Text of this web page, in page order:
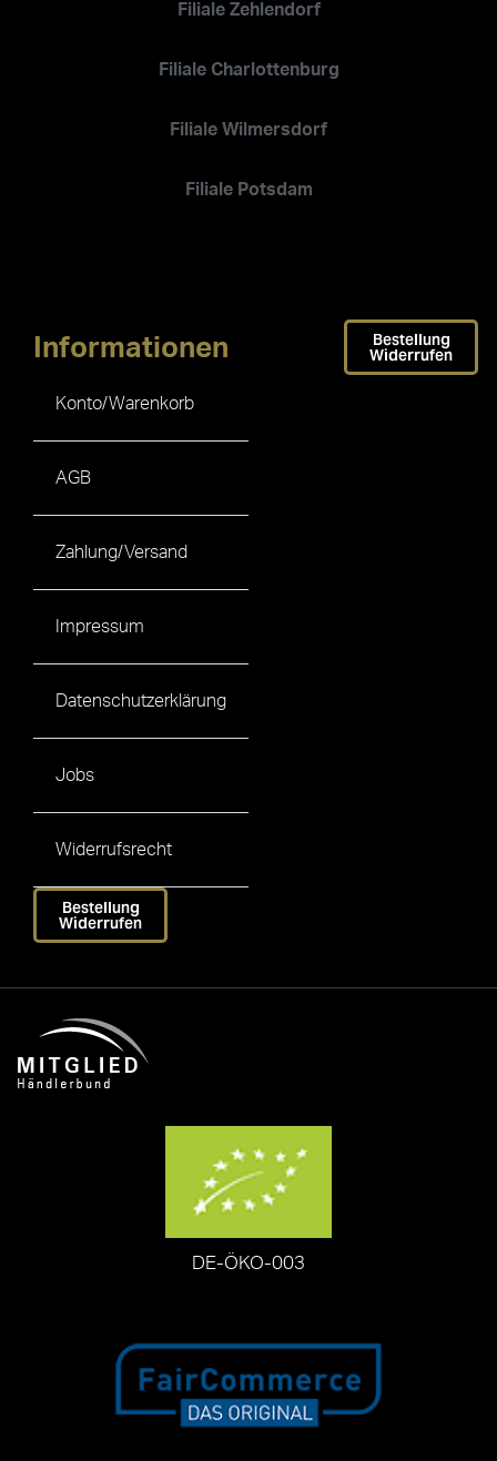
Filiale Zehlendorf
Filiale Charlottenburg
Filiale Wilmersdorf
Filiale Potsdam
Informationen
Konto/Warenkorb
AGB
Zahlung/Versand
Impressum
Datenschutzerklärung
Jobs
Widerrufsrecht
Bestellung
Widerrufen
Bestellung
Widerrufen
DE-ÖKO-003